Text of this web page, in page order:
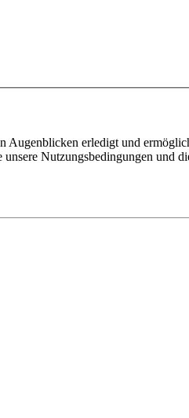
Augenblicken erledigt und
Nutzungsbedingungen und